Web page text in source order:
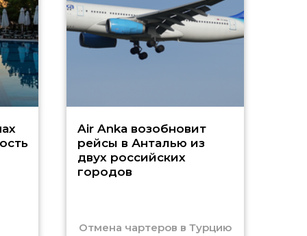
Air Anka возобновит
рейсы в Анталью из
двух российских
городов
Отмена чартеров в Турцию